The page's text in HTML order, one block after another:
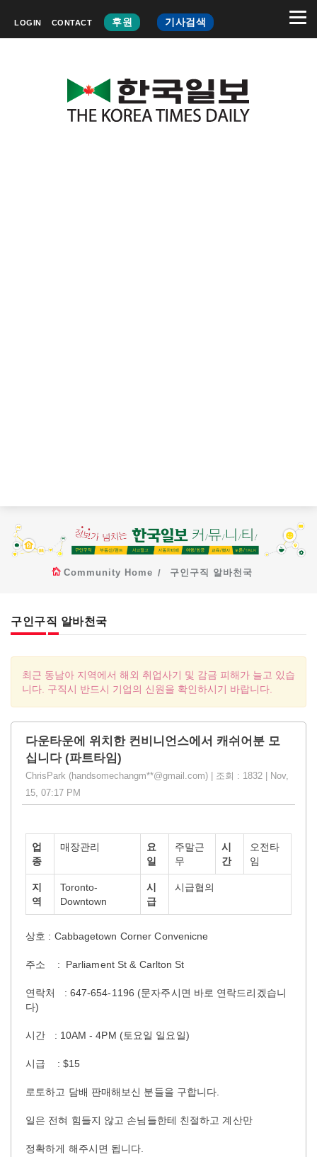
LOGIN CONTACT 후원 기사검색
Community Home 구인구직 알바천국
구인구직 알바천국
최근 동남아 지역에서 해외 취업사기 및 감금 피해가 늘고 있습
니다. 구직시 반드시 기업의 신원을 확인하시기 바랍니다.
다운타운에 위치한 컨비니언스에서 캐쉬어분 모
십니다 (파트타임)
ChrisPark (handsomechangm**@gmail.com) | 조회 : 1832 | Nov,
15, 07:17 PM
업
종
매장관리
요
일
주말근
무
시
간
오전타
임
지
역
Toronto-
Downtown
시
급
시급협의
상호 : Cabbagetown Corner Convenicne
주소 : Parliament St & Carlton St
연락처 : 647-654-1196 (문자주시면 바로 연락드리겠습니
다)
시간 : 10AM - 4PM (토요일 일요일)
시급 : $15
로토하고 담배 판매해보신 분들을 구합니다.
일은 전혀 힘들지 않고 손님들한테 친절하고 계산만
정확하게 해주시면 됩니다.